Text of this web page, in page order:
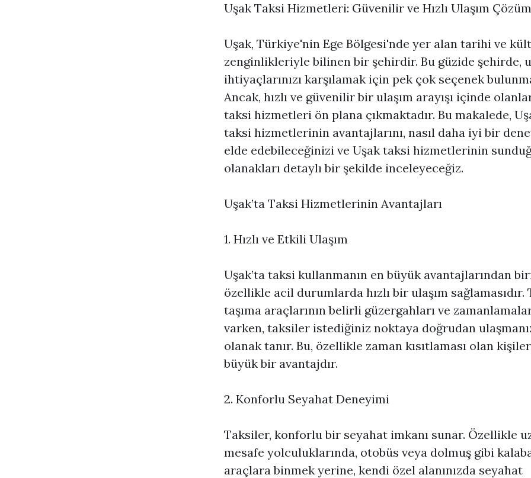
Uşak Taksi Hizmetleri: Güvenilir ve Hızlı Ulaşım
Uşak, Türkiye'nin Ege Bölgesi'nde yer alan tarihi ve
zenginlikleriyle bilinen bir şehirdir. Bu güzide şehirde,
ihtiyaçlarınızı karşılamak için pek çok seçenek
Ancak, hızlı ve güvenilir bir ulaşım arayışı içinde
taksi hizmetleri ön plana çıkmaktadır. Bu makalede,
taksi hizmetlerinin avantajlarını, nasıl daha iyi bir
elde edebileceğinizi ve Uşak taksi hizmetlerinin
olanakları detaylı bir şekilde inceleyeceğiz.
Uşak’ta Taksi Hizmetlerinin Avantajları
1. Hızlı ve Etkili Ulaşım
Uşak’ta taksi kullanmanın en büyük avantajlarından
özellikle acil durumlarda hızlı bir ulaşım sağlamasıdır.
taşıma araçlarının belirli güzergahları ve
varken, taksiler istediğiniz noktaya doğrudan
olanak tanır. Bu, özellikle zaman kısıtlaması olan
büyük bir avantajdır.
2. Konforlu Seyahat Deneyimi
Taksiler, konforlu bir seyahat imkanı sunar. Özellikle
mesafe yolculuklarında, otobüs veya dolmuş gibi
araçlara binmek yerine, kendi özel alanınızda seyahat